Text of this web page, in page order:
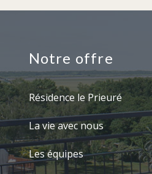
Notre offre
Résidence le Prieuré
La vie avec nous
Les équipes